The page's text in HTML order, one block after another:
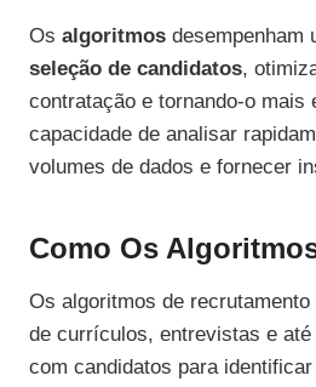
Os algoritmos desempenham
seleção de candidatos,
contratação e tornando-o mais
capacidade de analisar
volumes de dados e fornecer
Como Os
Os algoritmos de
de currículos, entrevistas e
com candidatos para